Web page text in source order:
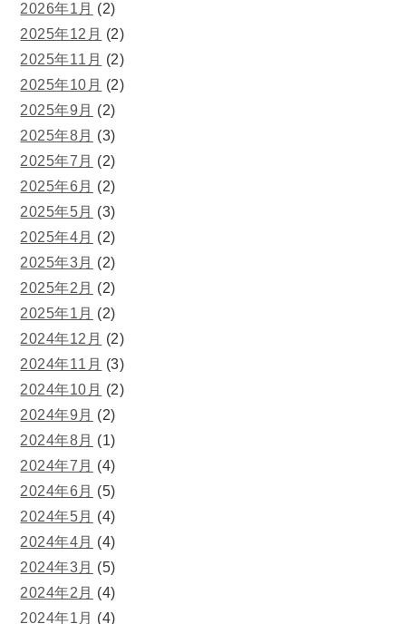
2026年1月 (2)
2025年12月 (2)
2025年11月 (2)
2025年10月 (2)
2025年9月 (2)
2025年8月 (3)
2025年7月 (2)
2025年6月 (2)
2025年5月 (3)
2025年4月 (2)
2025年3月 (2)
2025年2月 (2)
2025年1月 (2)
2024年12月 (2)
2024年11月 (3)
2024年10月 (2)
2024年9月 (2)
2024年8月 (1)
2024年7月 (4)
2024年6月 (5)
2024年5月 (4)
2024年4月 (4)
2024年3月 (5)
2024年2月 (4)
2024年1月 (4)